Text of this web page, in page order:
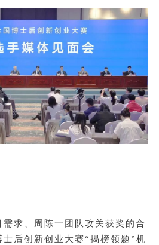
求、周陈一团队攻关获奖的合
后创新创业大赛“揭榜领题”机